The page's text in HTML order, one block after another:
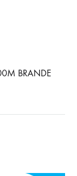
BRANDE